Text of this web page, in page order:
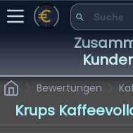
Bewertungen
Krups